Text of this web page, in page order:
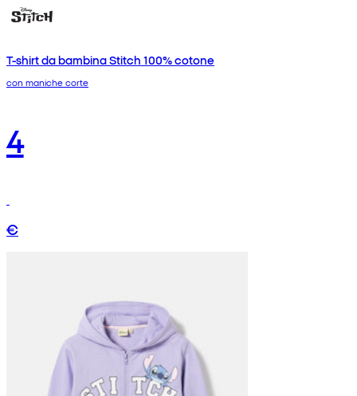
T-shirt da bambina Stitch 100% cotone
con maniche corte
4
€